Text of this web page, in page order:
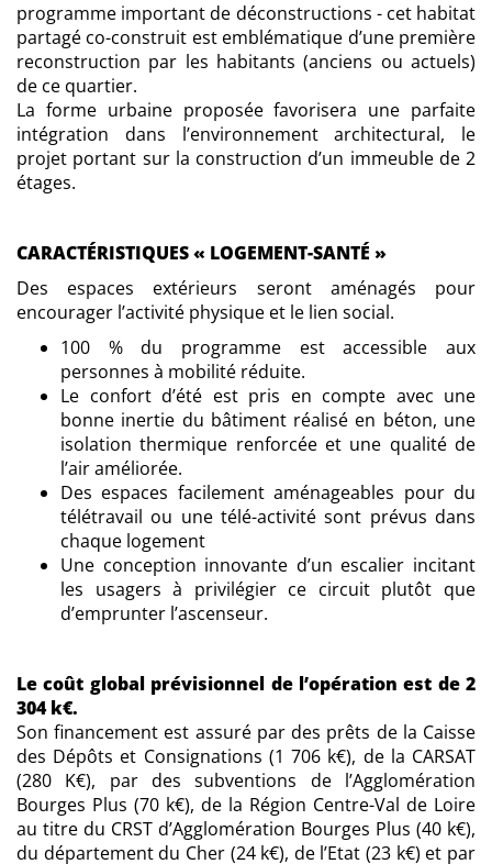
programme important de déconstructions - cet habitat
partagé co-construit est emblématique d’une première
reconstruction par les habitants (anciens ou actuels)
de ce quartier.
La forme urbaine proposée favorisera une parfaite
intégration dans l’environnement architectural, le
projet portant sur la construction d’un immeuble de 2
étages.
CARACTÉRISTIQUES « LOGEMENT-SANTÉ »
Des espaces extérieurs seront aménagés pour
encourager l’activité physique et le lien social.
100 % du programme est accessible aux
personnes à mobilité réduite.
Le confort d’été est pris en compte avec une
bonne inertie du bâtiment réalisé en béton, une
isolation thermique renforcée et une qualité de
l’air améliorée.
Des espaces facilement aménageables pour du
télétravail ou une télé-activité sont prévus dans
chaque logement
Une conception innovante d’un escalier incitant
les usagers à privilégier ce circuit plutôt que
d’emprunter l’ascenseur.
Le coût global prévisionnel de l’opération est de 2
304 k€.
Son financement est assuré par des prêts de la Caisse
des Dépôts et Consignations (1 706 k€), de la CARSAT
(280 K€), par des subventions de l’Agglomération
Bourges Plus (70 k€), de la Région Centre-Val de Loire
au titre du CRST d’Agglomération Bourges Plus (40 k€),
du département du Cher (24 k€), de l’Etat (23 k€) et par